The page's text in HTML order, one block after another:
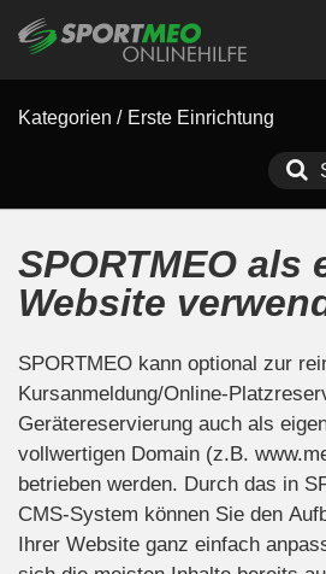
Kategorien / Erste Einrichtung
SPORTMEO als
Website
SPORTMEO kann optional zur
Kursanmeldung/Online-
Gerätereservierung auch als
vollwertigen Domain (z.B.
betrieben werden. Durch das in
CMS-System können Sie den
Ihrer Website ganz einfach